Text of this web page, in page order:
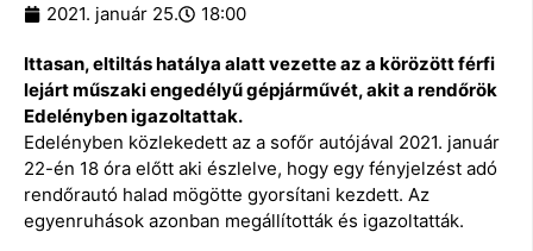
2021. január 25. 18:00
Ittasan, eltiltás hatálya alatt vezette az a körözött férfi
lejárt műszaki engedélyű gépjárművét, akit a rendőrök
Edelényben igazoltattak.
Edelényben közlekedett az a sofőr autójával 2021. január
22-én 18 óra előtt aki észlelve, hogy egy fényjelzést adó
rendőrautó halad mögötte gyorsítani kezdett. Az
egyenruhások azonban megállították és igazoltatták.